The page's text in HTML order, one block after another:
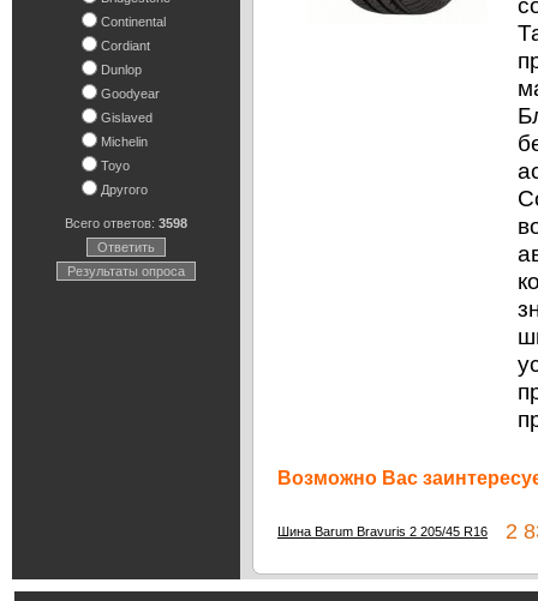
Continental
Cordiant
Dunlop
Goodyear
Gislaved
Michelin
Toyo
Другого
Всего ответов: 3598
Ответить
Результаты опроса
Возможно Вас
Шина Barum Bravuris 2 205/45 R16 2